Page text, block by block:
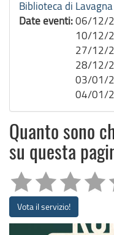
Biblioteca di
Date eventi:06/12/
10/12/
27/12/
28/12/
03/01/
04/01/
Quanto sono
su questa
Vota il servizio!